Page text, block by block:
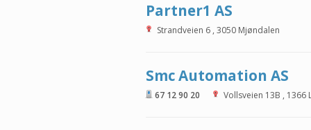
Partner1 AS
Strandveien 6 , 3050 Mjøndalen
Smc Automation AS
67 12 90 20 Vollsveien 13B , 1366